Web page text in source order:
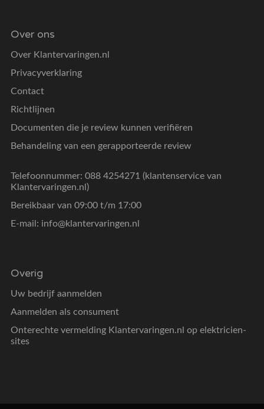
Over ons
Over Klantervaringen.nl
Privacyverklaring
Contact
Richtlijnen
Documenten die je review kunnen verifiëren
Behandeling van een gerapporteerde review
Telefoonnummer: 088 4254271 (klantenservice van
Klantervaringen.nl)
Bereikbaar van 09:00 t/m 17:00
E-mail: info@klantervaringen.nl
Overig
Uw bedrijf aanmelden
Aanmelden als consument
Onterechte vermelding Klantervaringen.nl op elektricien-
sites